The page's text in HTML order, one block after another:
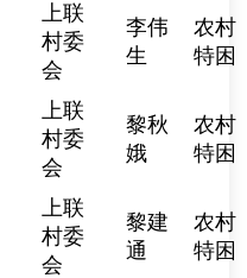
上联
村委
会
李伟
生
农村
特困
上联
村委
会
黎秋
娥
农村
特困
上联
村委
会
黎建
通
农村
特困